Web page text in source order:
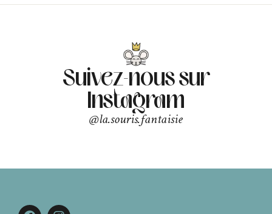
Suivez-nous sur
Instagram
@la.souris.fantaisie